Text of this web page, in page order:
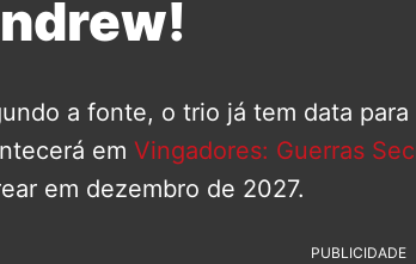
a fonte, o trio já tem data
em Vingadores: Guerras
em dezembro de 2027.
PUBLICIDADE